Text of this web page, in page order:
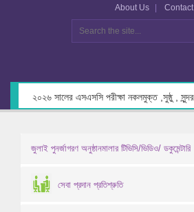
About Us Contact
জুলাই পুনর্জাগরণ অনুষ্ঠানমালার টিভিসি/ভিডিও/ ডকুমেন্টারি
সেবা প্রদান প্রতিশ্রুতি